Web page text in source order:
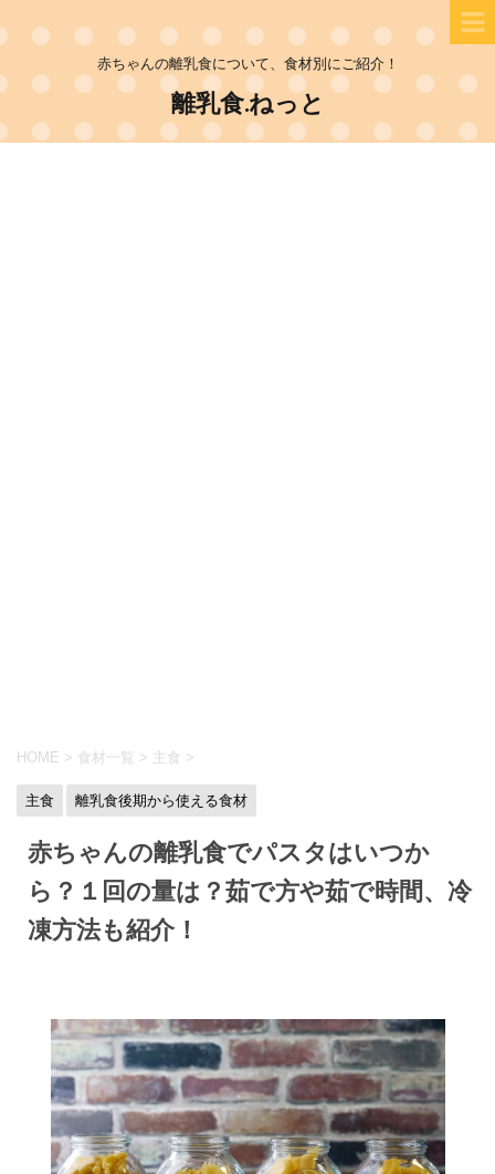
赤ちゃんの離乳食について、食材別にご紹介！
離乳食.ねっと
HOME > 食材一覧 > 主食 >
主食 離乳食後期から使える食材
赤ちゃんの離乳食でパスタはいつか
ら？１回の量は？茹で方や茹で時間、冷
凍方法も紹介！